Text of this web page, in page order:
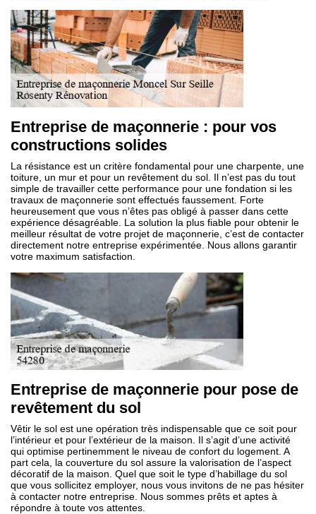
Entreprise de maçonnerie : pour vos
constructions solides
La résistance est un critère fondamental pour une charpente, une
toiture, un mur et pour un revêtement du sol. Il n’est pas du tout
simple de travailler cette performance pour une fondation si les
travaux de maçonnerie sont effectués faussement. Forte
heureusement que vous n’êtes pas obligé à passer dans cette
expérience désagréable. La solution la plus fiable pour obtenir le
meilleur résultat de votre projet de maçonnerie, c’est de contacter
directement notre entreprise expérimentée. Nous allons garantir
votre maximum satisfaction.
Entreprise de maçonnerie pour pose de
revêtement du sol
Vêtir le sol est une opération très indispensable que ce soit pour
l’intérieur et pour l’extérieur de la maison. Il s’agit d’une activité
qui optimise pertinemment le niveau de confort du logement. A
part cela, la couverture du sol assure la valorisation de l’aspect
décoratif de la maison. Quel que soit le type d’habillage du sol
que vous sollicitez employer, nous vous invitons de ne pas hésiter
à contacter notre entreprise. Nous sommes prêts et aptes à
répondre à toute vos attentes.